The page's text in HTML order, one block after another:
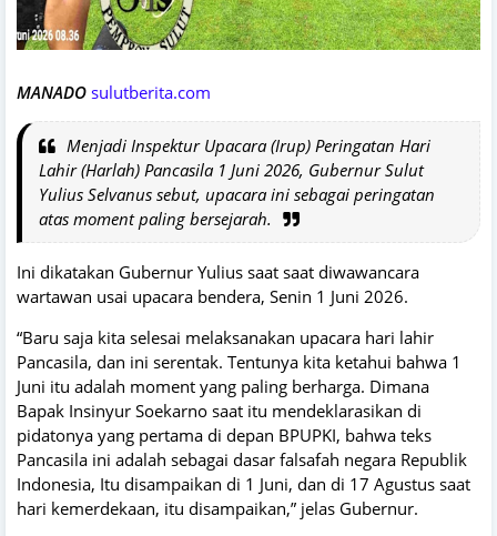
MANADO sulutberita.com
Menjadi Inspektur Upacara (Irup) Peringatan Hari
Lahir (Harlah) Pancasila 1 Juni 2026, Gubernur Sulut
Yulius Selvanus sebut, upacara ini sebagai peringatan
atas moment paling bersejarah.
Ini dikatakan Gubernur Yulius saat saat diwawancara
wartawan usai upacara bendera, Senin 1 Juni 2026.
“Baru saja kita selesai melaksanakan upacara hari lahir
Pancasila, dan ini serentak. Tentunya kita ketahui bahwa 1
Juni itu adalah moment yang paling berharga. Dimana
Bapak Insinyur Soekarno saat itu mendeklarasikan di
pidatonya yang pertama di depan BPUPKI, bahwa teks
Pancasila ini adalah sebagai dasar falsafah negara Republik
Indonesia, Itu disampaikan di 1 Juni, dan di 17 Agustus saat
hari kemerdekaan, itu disampaikan,” jelas Gubernur.